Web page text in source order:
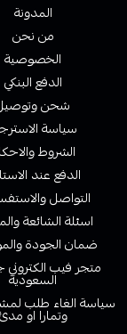
المدونة
من نحن
الخصوصية
الدفع البنكي
شحن
سياسة
الشروط
الدفع عند
التواصل
اسئلة الشائعة
ضمان الجودة
متجر فيب الكتروني
السعودية
سياسة الغاء طلب
وتمارا او